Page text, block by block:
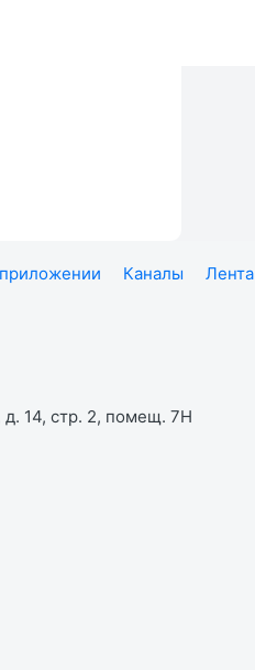
Каналы Лента
д. 14, стр. 2, помещ. 7Н